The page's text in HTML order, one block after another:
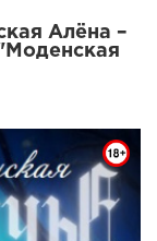
Алёна –